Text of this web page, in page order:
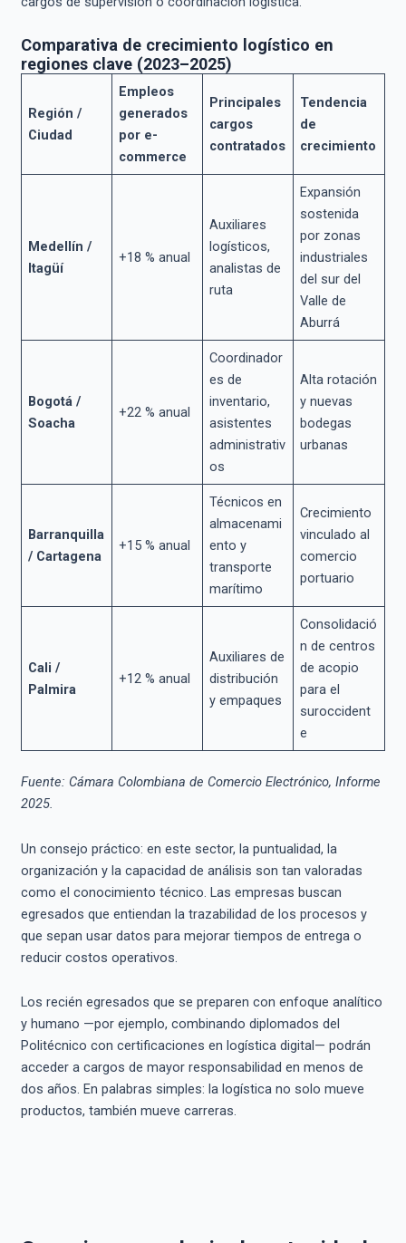
Comparativa de crecimiento logístico en
regiones clave (2023–2025)
Región /
Ciudad
Empleos
generados
por e-
commerce
Principales
cargos
contratados
Tendencia
de
crecimiento
Medellín /
Itagüí
+18 % anual
Auxiliares
logísticos,
analistas de
ruta
Expansión
sostenida
por zonas
industriales
del sur del
Valle de
Aburrá
Bogotá /
Soacha
+22 % anual
Coordinador
es de
inventario,
asistentes
administrativ
os
Alta rotación
y nuevas
bodegas
urbanas
Barranquilla
/ Cartagena
+15 % anual
Técnicos en
almacenami
ento y
transporte
marítimo
Crecimiento
vinculado al
comercio
portuario
Cali /
Palmira
+12 % anual
Auxiliares de
distribución
y empaques
Consolidació
n de centros
de acopio
para el
suroccident
e
Fuente: Cámara Colombiana de Comercio Electrónico, Informe
2025.
Un consejo práctico: en este sector, la puntualidad, la
organización y la capacidad de análisis son tan valoradas
como el conocimiento técnico. Las empresas buscan
egresados que entiendan la trazabilidad de los procesos y
que sepan usar datos para mejorar tiempos de entrega o
reducir costos operativos.
Los recién egresados que se preparen con enfoque analítico
y humano —por ejemplo, combinando diplomados del
Politécnico con certificaciones en logística digital— podrán
acceder a cargos de mayor responsabilidad en menos de
dos años. En palabras simples: la logística no solo mueve
productos, también mueve carreras.